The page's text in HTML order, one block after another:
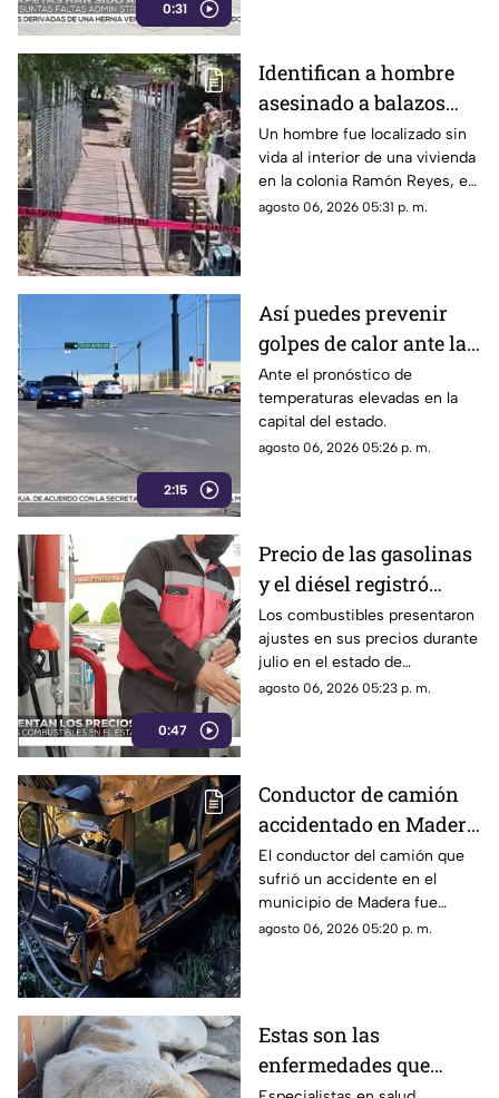
0:31
Identifican a hombre
asesinado a balazos
dentro de una vivienda
en la colonia Ramón
Reyes
Un hombre fue localizado sin
vida al interior de una vivienda
en la colonia Ramón Reyes, en
la ciudad de Chihuahua, luego
agosto 06, 2026 05:31 p. m.
2:15
Así puedes prevenir
golpes de calor ante las
altas temperaturas en
Chihuahua
Ante el pronóstico de
temperaturas elevadas en la
capital del estado.
agosto 06, 2026 05:26 p. m.
0:47
Precio de las gasolinas
y el diésel registró
variaciones en
Chihuahua durante
julio | VIDEO
Los combustibles presentaron
ajustes en sus precios durante
julio en el estado de
Chihuahua.
agosto 06, 2026 05:23 p. m.
Conductor de camión
accidentado en Madera
obtiene libertad bajo
reservas; Fiscalía
continúa investigación
El conductor del camión que
sufrió un accidente en el
municipio de Madera fue
puesto en libertad bajo
agosto 06, 2026 05:20 p. m.
Estas son las
enfermedades que